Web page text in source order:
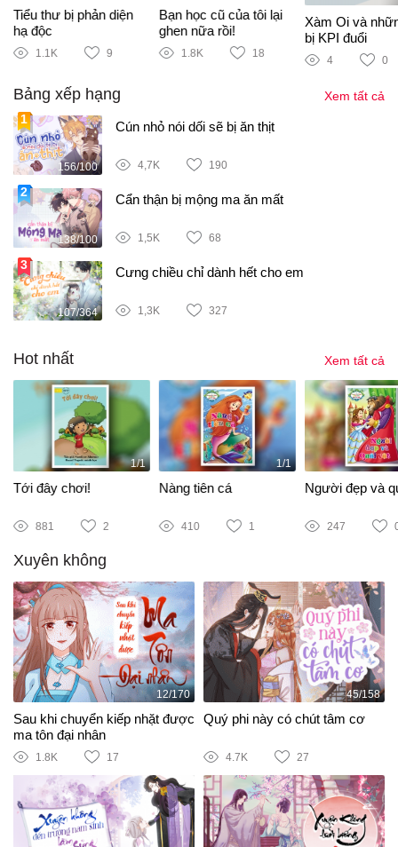
Tiểu thư bị phản diện
hạ độc
1.1K 9
Bạn học cũ của tôi lại
ghen nữa rồi!
1.8K 18
Xàm Oi và
bị KPI đuổi
4 0
Bảng xếp hạng Xem tất cả
156/100
Cún nhỏ nói dối sẽ bị ăn thịt
4,7K 190
138/100
Cẩn thận bị mộng ma ăn mất
1,5K 68
107/364
Cưng chiều chỉ dành hết cho em
1,3K 327
Hot nhất Xem tất cả
1/1
Tới đây chơi!
881 2
1/1
Nàng tiên cá
410 1
Người đẹp và
247
Xuyên không
12/170
Sau khi chuyển kiếp nhặt được
ma tôn đại nhân
1.8K 17
45/158
Quý phi này có chút tâm cơ
4.7K 27